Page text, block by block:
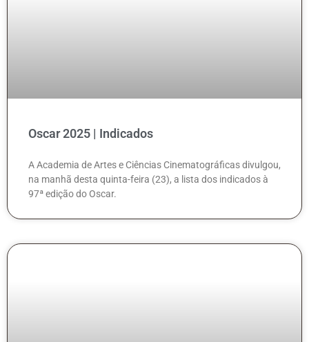
Oscar 2025 | Indicados
A Academia de Artes e Ciências Cinematográficas divulgou,
na manhã desta quinta-feira (23), a lista dos indicados à
97ª edição do Oscar.